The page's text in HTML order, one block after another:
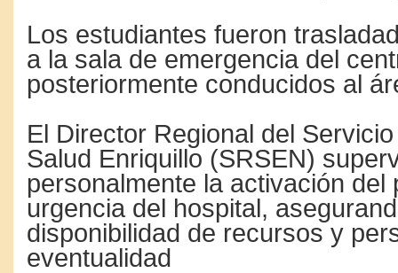
Los estudiantes fueron
a la sala de emergencia del
posteriormente conducidos al
El Director Regional del
Salud Enriquillo (SRSEN)
personalmente la activación del
urgencia del hospital,
disponibilidad de recursos y
eventualidad